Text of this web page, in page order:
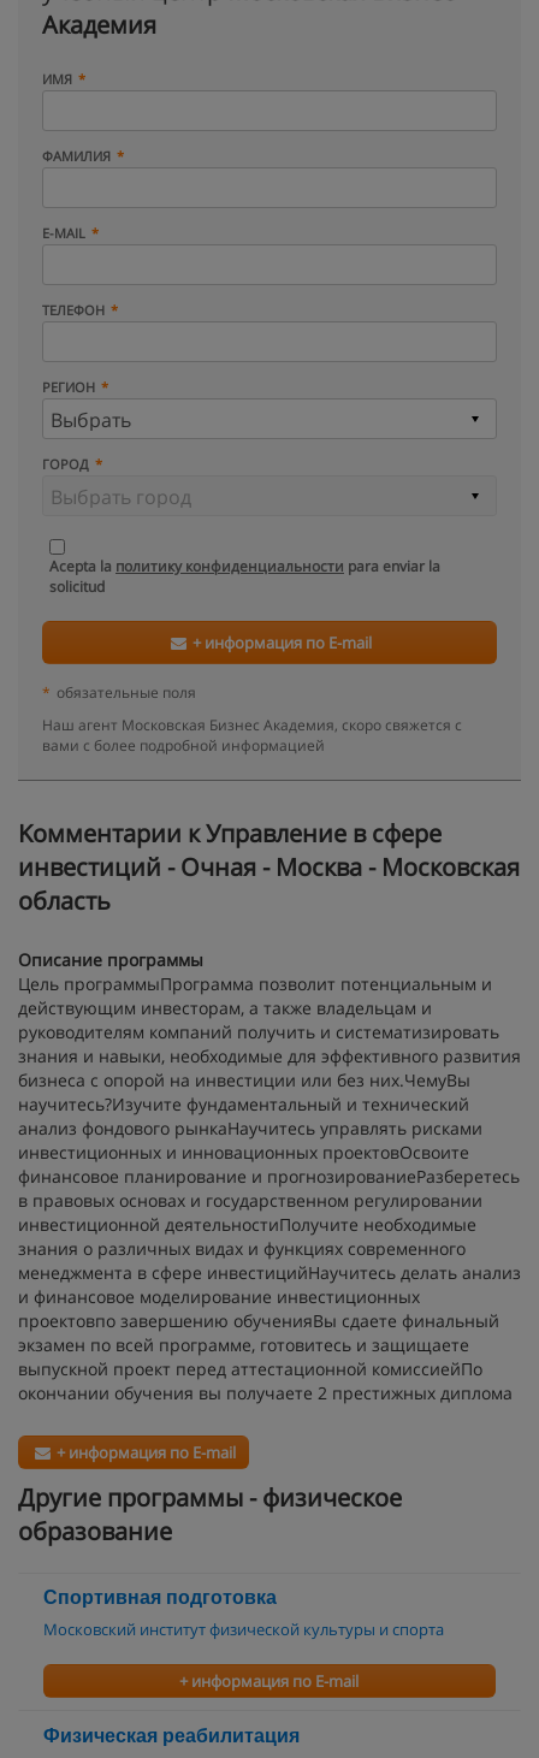
Академия
ИМЯ
ФАМИЛИЯ
E-MAIL
ТЕЛЕФОН
РЕГИОН
ГОРОД
Acepta la политику конфиденциальности para enviar la
solicitud
+ информация по E-mail
* обязательные поля
Наш агент Московская Бизнес Академия, скоро свяжется с
вами с более подробной информацией
Kомментарии к Управление в сфере
инвестиций - Очная - Москва - Московская
область
Описание программы
Цель программыПрограмма позволит потенциальным и
действующим инвесторам, а также владельцам и
руководителям компаний получить и систематизировать
знания и навыки, необходимые для эффективного развития
бизнеса с опорой на инвестиции или без них.ЧемуВы
научитесь?Изучите фундаментальный и технический
анализ фондового рынкаНаучитесь управлять рисками
инвестиционных и инновационных проектовОсвоите
финансовое планирование и прогнозированиеРазберетесь
в правовых основах и государственном регулировании
инвестиционной деятельностиПолучите необходимые
знания о различных видах и функциях современного
менеджмента в сфере инвестицийНаучитесь делать анализ
и финансовое моделирование инвестиционных
проектовпо завершению обученияВы сдаете финальный
экзамен по всей программе, готовитесь и защищаете
выпускной проект перед аттестационной комиссиейПо
окончании обучения вы получаете 2 престижных диплома
+ информация по E-mail
Другие программы - физическое
образование
Спортивная подготовка
Московский институт физической культуры и спорта
+ информация по E-mail
Физическая реабилитация